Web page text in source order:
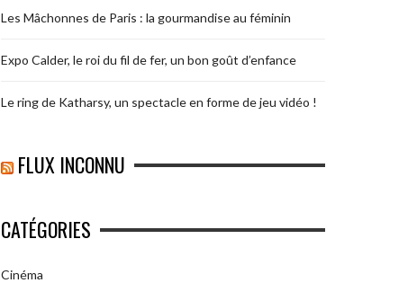
Les Mâchonnes de Paris : la gourmandise au féminin
Expo Calder, le roi du fil de fer, un bon goût d’enfance
Le ring de Katharsy, un spectacle en forme de jeu vidéo !
FLUX INCONNU
CATÉGORIES
Cinéma